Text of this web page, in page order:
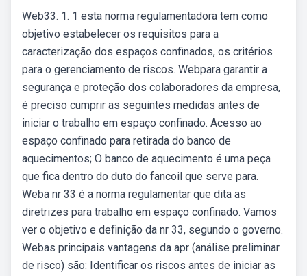
Web33. 1. 1 esta norma regulamentadora tem como
objetivo estabelecer os requisitos para a
caracterização dos espaços confinados, os critérios
para o gerenciamento de riscos. Webpara garantir a
segurança e proteção dos colaboradores da empresa,
é preciso cumprir as seguintes medidas antes de
iniciar o trabalho em espaço confinado. Acesso ao
espaço confinado para retirada do banco de
aquecimentos; O banco de aquecimento é uma peça
que fica dentro do duto do fancoil que serve para.
Weba nr 33 é a norma regulamentar que dita as
diretrizes para trabalho em espaço confinado. Vamos
ver o objetivo e definição da nr 33, segundo o governo.
Webas principais vantagens da apr (análise preliminar
de risco) são: Identificar os riscos antes de iniciar as